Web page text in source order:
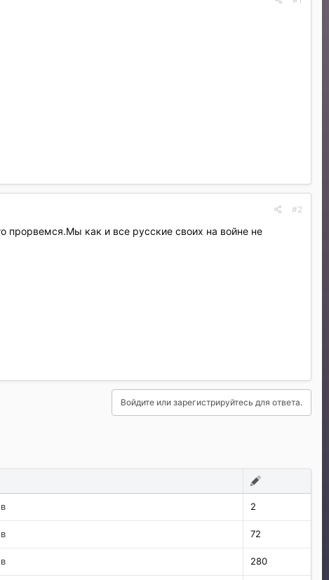
#2
прорвемся.Мы как и все русские своих на войне не
Войдите или зарегистрируйтесь для ответа.
2
72
280